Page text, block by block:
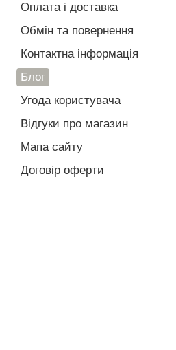
Оплата і доставка
Обмін та повернення
Контактна інформація
Блог
Угода користувача
Відгуки про магазин
Мапа сайту
Договір оферти